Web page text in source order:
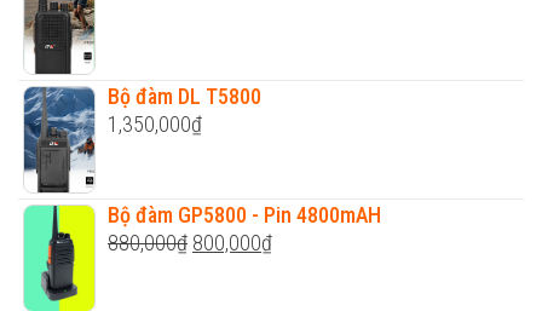
Bộ đàm DL T5800
1,350,000₫
Bộ đàm GP5800 - Pin 4800mAH
880,000₫ Original
800,000₫Current